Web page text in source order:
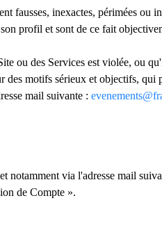
fausses, inexactes, périmées ou
profil et sont de ce fait
ou des Services est violée, ou
motifs sérieux et objectifs,
mail suivante :
notamment via l'adresse mail
de Compte ».